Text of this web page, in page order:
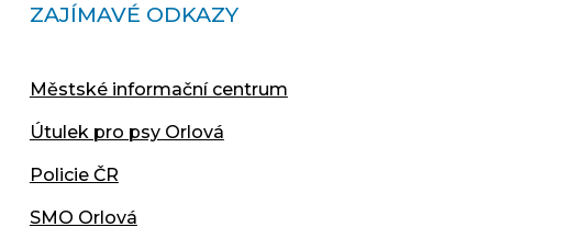
ZAJÍMAVÉ ODKAZY
Městské informační centrum
Útulek pro psy Orlová
Policie ČR
SMO Orlová